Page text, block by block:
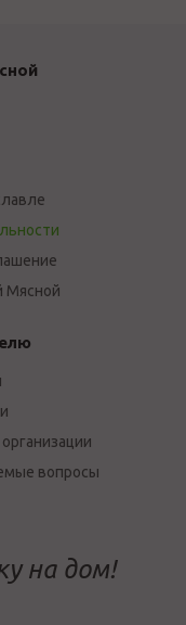
Мясной
вопросы
на дом!